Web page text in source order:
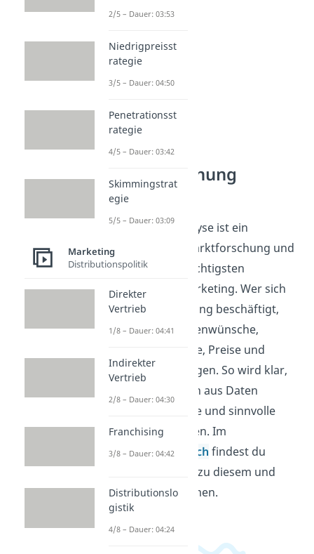
Marktforschung
verstehen
Die Conjoint Analyse ist ein
Verfahren der Marktforschung und
gehört zu den wichtigsten
Methoden im Marketing. Wer sich
mit Marktforschung beschäftigt,
untersucht Kundenwünsche,
Produktmerkmale, Preise und
Kaufentscheidungen. So wird klar,
wie Unternehmen aus Daten
bessere Angebote und sinnvolle
Preisideen ableiten. Im
Wirtschaftsbereich findest du
passende Videos zu diesem und
verwandten Themen.
2/5 – Dauer: 03:53
Niedrigpreisst
rategie
3/5 – Dauer: 04:50
Penetrationsst
rategie
4/5 – Dauer: 03:42
Skimmingstrat
egie
5/5 – Dauer: 03:09
Marketing
Distributionspolitik
Direkter
Vertrieb
1/8 – Dauer: 04:41
Indirekter
Vertrieb
2/8 – Dauer: 04:30
Franchising
3/8 – Dauer: 04:42
Distributionslo
gistik
4/8 – Dauer: 04:24